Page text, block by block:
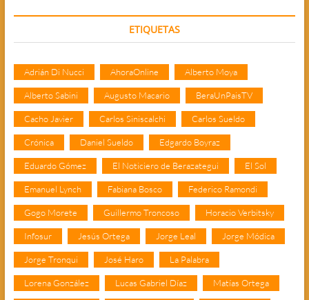
ETIQUETAS
Adrián Di Nucci AhoraOnline Alberto Moya
Alberto Sabini Augusto Macario BeraUnPaisTV
Cacho Javier Carlos Siniscalchi Carlos Sueldo
Crónica Daniel Sueldo Edgardo Boyraz
Eduardo Gómez El Noticiero de Berazategui El Sol
Emanuel Lynch Fabiana Bosco Federico Ramondi
Gogo Morete Guillermo Troncoso Horacio Verbitsky
Infosur Jesús Ortega Jorge Leal Jorge Módica
Jorge Tronqui José Haro La Palabra
Lorena González Lucas Gabriel Díaz Matías Ortega